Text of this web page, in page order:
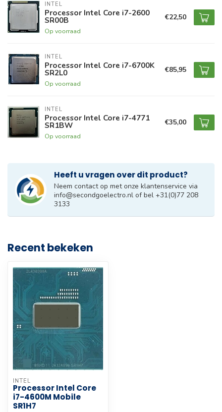
INTEL
Processor Intel Core i7-2600
SR00B
Op voorraad
€22,50
INTEL
Processor Intel Core i7-6700K
SR2L0
Op voorraad
€85,95
INTEL
Processor Intel Core i7-4771
SR1BW
Op voorraad
€35,00
Heeft u vragen over dit product?
Neem contact op met onze klantenservice via
info@secondgoelectro.nl of bel +31(0)77 208
3133
Recent bekeken
INTEL
Processor Intel Core
i7-4600M Mobile
SR1H7